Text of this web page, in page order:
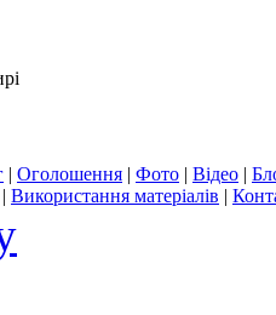
| Оголошення | Фото | Відео |
| Використання матеріалів |